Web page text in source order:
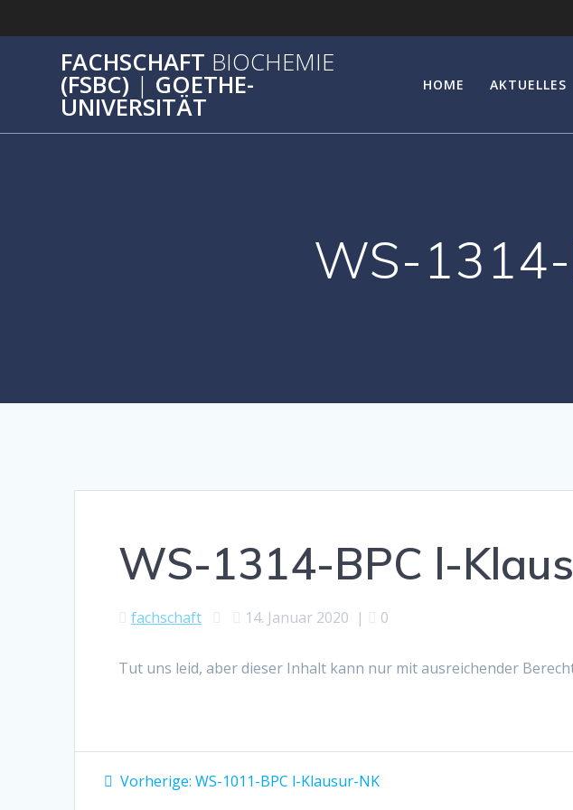
Inhalt
FACHSCHAFT BIOCHEMIE
(FSBC) | GOETHE-
UNIVERSITÄT
HOME AKTUELLES
WS-
WS-1314-BPC l-
fachschaft 14. Januar 2020 | 0
Tut uns leid, aber dieser Inhalt kann nur mit ausreichender
Beitragsnavigation
Vorherige: Vorheriger
WS-1011-BPC l-Klausur-NK